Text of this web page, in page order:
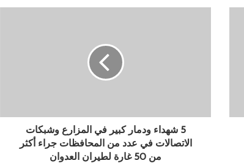
الكشف عن سبب أزمة لقاحات الأطفال
أرقام صادمة لخسائر القطاع الاقتصادي جراء
العدوان السعودي على اليمن
برئاسة الأستاذ النعيمي: مناقشة إعداد
الاستراتيجية الوطنية لمكافحة التهريب
5 شهداء ودمار كبير في المزارع وشبكات
الاتصالات في عدد من المحافظات جراء أكثر
من 50 غارة لطيران العدوان